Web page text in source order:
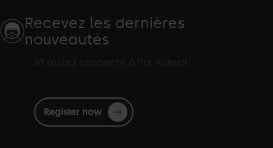
Recevez les dernières
nouveautés
Register now